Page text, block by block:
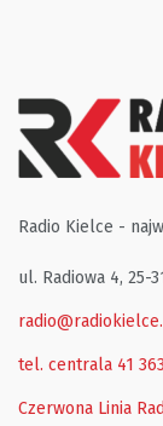
Radio Kielce -
ul. Radiowa 4, 25-
tel. centrala 41
Czerwona Linia